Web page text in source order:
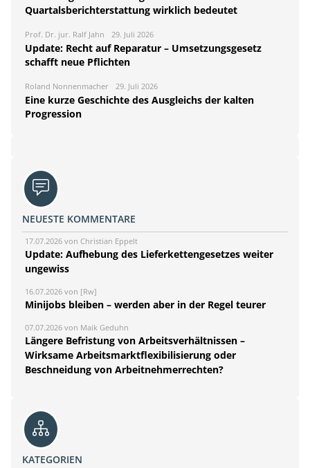
Quartalsberichterstattung wirklich bedeutet
Prof. Dr. jur. Ralf Jahn 29. Juli 2026
Update: Recht auf Reparatur – Umsetzungsgesetz
schafft neue Pflichten
Roland Nonnenmacher 29. Juli 2026
Eine kurze Geschichte des Ausgleichs der kalten
Progression
NEUESTE KOMMENTARE
17.07.2026 von Christian Eppelt
Update: Aufhebung des Lieferkettengesetzes weiter
ungewiss
16.07.2026 von [Rw]
Minijobs bleiben – werden aber in der Regel teurer
07.07.2026 von Maik Geduhn
Längere Befristung von Arbeitsverhältnissen –
Wirksame Arbeitsmarktflexibilisierung oder
Beschneidung von Arbeitnehmerrechten?
KATEGORIEN